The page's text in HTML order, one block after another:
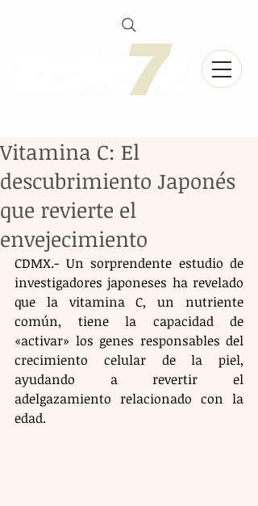
Vitamina C: El
descubrimiento Japonés
que revierte el
envejecimiento
CDMX.- Un sorprendente estudio de
investigadores japoneses ha revelado
que la vitamina C, un nutriente
común, tiene la capacidad de
«activar» los genes responsables del
crecimiento celular de la piel,
ayudando a revertir el
adelgazamiento relacionado con la
edad.